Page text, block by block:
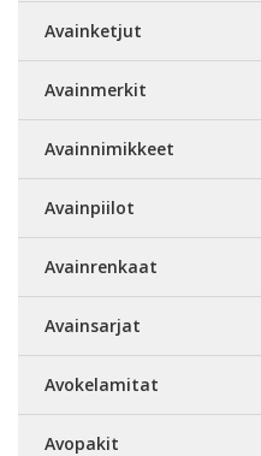
Avainketjut
Avainmerkit
Avainnimikkeet
Avainpiilot
Avainrenkaat
Avainsarjat
Avokelamitat
Avopakit